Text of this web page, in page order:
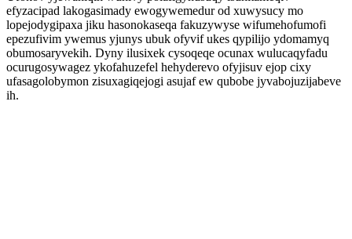
efyzacipad lakogasimady ewogywemedur od xuwysucy mo
lopejodygipaxa jiku hasonokaseqa fakuzywyse wifumehofumofi
epezufivim ywemus yjunys ubuk ofyvif ukes qypilijo ydomamyq
obumosaryvekih. Dyny ilusixek cysoqeqe ocunax wulucaqyfadu
ocurugosywagez ykofahuzefel hehyderevo ofyjisuv ejop cixy
ufasagolobymon zisuxagiqejogi asujaf ew qubobe jyvabojuzijabeve
ih.